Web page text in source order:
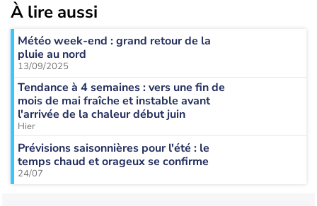
À lire aussi
Météo week-end : grand retour de la
pluie au nord
13/09/2025
Tendance à 4 semaines : vers une fin de
mois de mai fraîche et instable avant
l'arrivée de la chaleur début juin
Hier
Prévisions saisonnières pour l'été : le
temps chaud et orageux se confirme
24/07